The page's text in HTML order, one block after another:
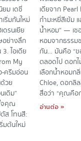
ยม เดซี่
ริ่มกันใหม่
ดรนเยีย
อย่างลึก
ไอเดีย
My
-ครีมอ่อน
วย
เดิม”
จคุณ
ส โทนสี:
มต้นใหม่
เดียจาก
กำมะหยี่สีเข้ม
น้ำหอม” — เ
หอมจากธรรม
กัน… มันคือ “
ตลอดไป ดอกไ
เลือกน้ำหอมก
Chloe, ดอกลิ
สื่อว่า “คุณคือ
อ่านต่อ »